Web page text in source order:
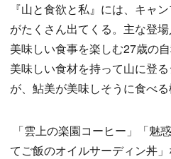
『山と食欲と私』には、キャ
がたくさん出てくる。主な登
美味しい食事を楽しむ27歳の
美味しい食材を持って山に登
が、鮎美が美味しそうに食べる
「雲上の楽園コーヒー」「魅
てご飯のオイルサーディン丼